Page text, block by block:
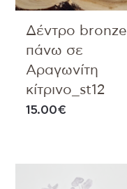
Δέντρο bronze
πάνω σε
Αραγωνίτη
κίτρινο_st12
15.00€